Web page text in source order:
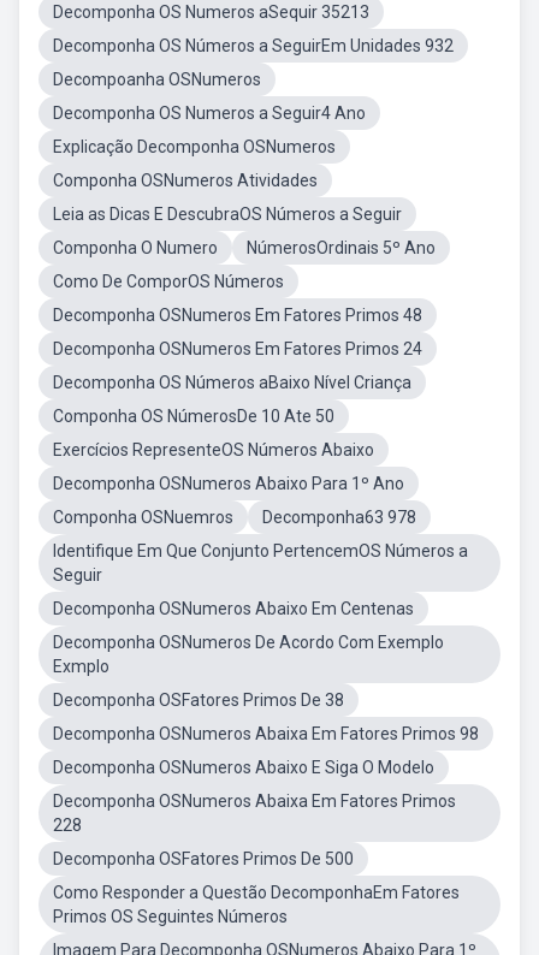
Decomponha OS Numeros aSequir 35213
Decomponha OS Números a SeguirEm Unidades 932
Decompoanha OSNumeros
Decomponha OS Numeros a Seguir4 Ano
Explicação Decomponha OSNumeros
Componha OSNumeros Atividades
Leia as Dicas E DescubraOS Números a Seguir
Componha O Numero
NúmerosOrdinais 5º Ano
Como De ComporOS Números
Decomponha OSNumeros Em Fatores Primos 48
Decomponha OSNumeros Em Fatores Primos 24
Decomponha OS Números aBaixo Nível Criança
Componha OS NúmerosDe 10 Ate 50
Exercícios RepresenteOS Números Abaixo
Decomponha OSNumeros Abaixo Para 1º Ano
Componha OSNuemros
Decomponha63 978
Identifique Em Que Conjunto PertencemOS Números a
Seguir
Decomponha OSNumeros Abaixo Em Centenas
Decomponha OSNumeros De Acordo Com Exemplo
Exmplo
Decomponha OSFatores Primos De 38
Decomponha OSNumeros Abaixa Em Fatores Primos 98
Decomponha OSNumeros Abaixo E Siga O Modelo
Decomponha OSNumeros Abaixa Em Fatores Primos
228
Decomponha OSFatores Primos De 500
Como Responder a Questão DecomponhaEm Fatores
Primos OS Seguintes Números
Imagem Para Decomponha OSNumeros Abaixo Para 1º